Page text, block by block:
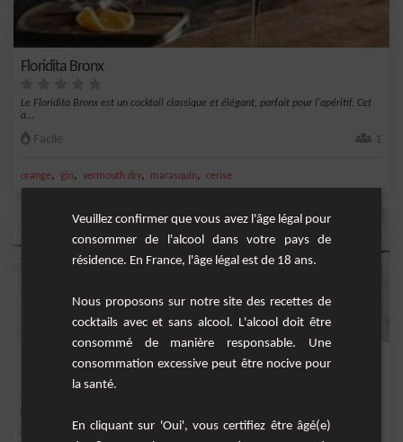
Floridita Bronx
Le Floridita Bronx est un cocktail classique et élégant, parfait pour l'apéritif. Cet
a...
Facile 1
orange, gin, vermouth dry, marasquin, cerise
Cocktail corsé à base de vermouth rouge, gin, marasquin et d'angostura. Idéel
pour un c...
Veuillez confirmer que vous avez l'âge légal pour
consommer de l'alcool dans votre pays de
résidence. En France, l'âge légal est de 18 ans.
Nous proposons sur notre site des recettes de
cocktails avec et sans alcool. L'alcool doit être
consommé de manière responsable. Une
consommation excessive peut être nocive pour
la santé.
En cliquant sur 'Oui', vous certifiez être âgé(e)